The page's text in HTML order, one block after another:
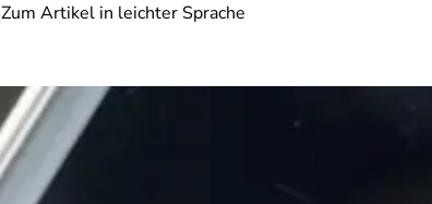
Zum Artikel in leichter Sprache